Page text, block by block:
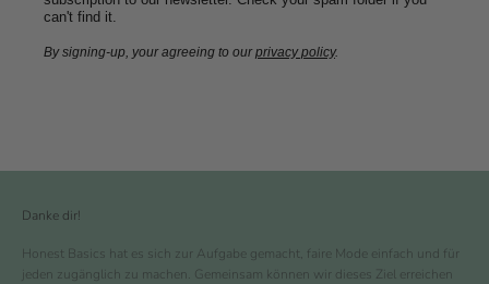
can't find it.
By signing-up, your agreeing to ourprivacy policy.
Danke dir!
Honest Basics hat es sich zur Aufgabe gemacht, faire Mode einfach und für
jeden zugänglich zu machen. Gemeinsam können wir dieses Ziel erreichen